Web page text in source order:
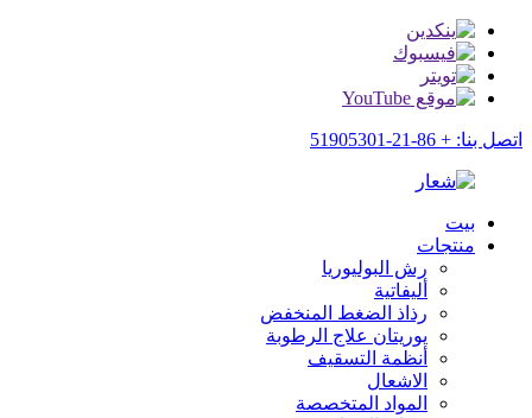
اتصل بنا: + 86-21-51905301
بيت
منتجات
رش البوليوريا
أليفاتية
رذاذ الضغط المنخفض
يوريتان علاج الرطوبة
أنظمة التسقيف
الاشعال
المواد المتخصصة